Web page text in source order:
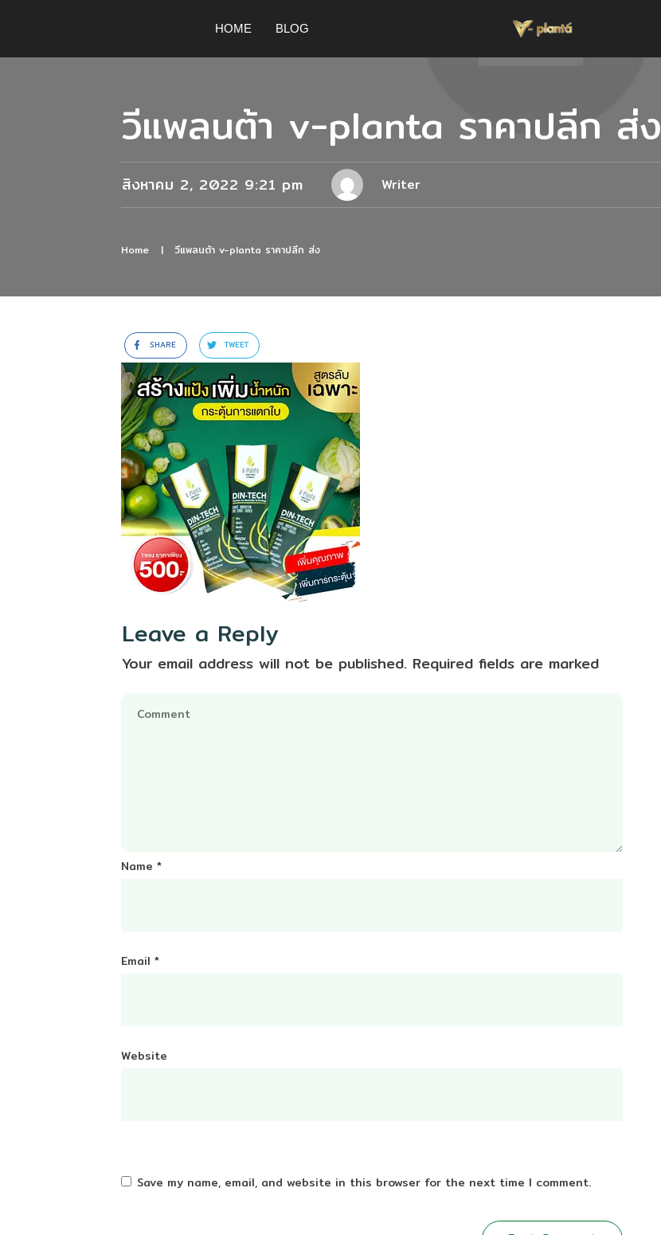
HOME BLOG
วีแพลนต้า v-planta ราคาปลีก ส่ง
สิงหาคม 2, 2022 9:21 pm Writer
Home | วีแพลนต้า v-planta ราคาปลีก ส่ง
SHARE TWEET
Leave a Reply
Your email address will not be published. Required fields are marked
Name *
Email *
Website
Save my name, email, and website in this browser for the next time I comment.